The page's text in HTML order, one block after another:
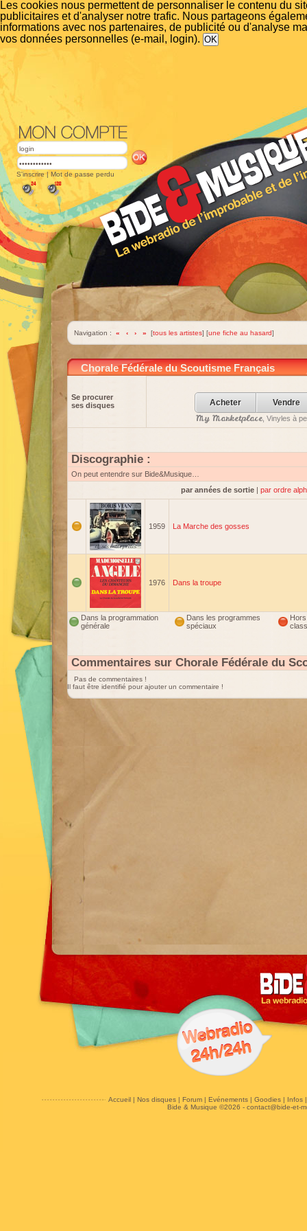
Les cookies nous permettent de personnaliser le contenu du
publicitaires et d'analyser notre trafic. Nous partageons
informations avec nos partenaires, de publicité ou d'analyse
vos données personnelles (e-mail, login).
S'inscrire | Mot de passe perdu
Navigation : « ‹ › » [tous les artistes] [une fiche au hasard]
Chorale Fédérale du Scoutisme Français
Se procurer
ses disques
Acheter Vendre
My Marketplace, Vinyles à
Discographie :
On peut entendre sur Bide&Musique…
par années de sortie | par ordre
1959 La Marche des gosses
1976 Dans la troupe
Dans la programmation
générale
Dans les programmes
spéciaux
Hors
Commentaires sur Chorale Fédérale du
Pas de commentaires !
Il faut être identifié pour ajouter un commentaire !
Accueil| Nos disques| Forum| Evénements| Goodies| Infos
Bide & Musique ©2026 - contact@bide-et-